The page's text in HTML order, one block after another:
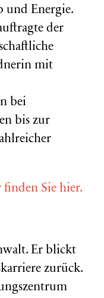
und Energie.
der
mit
bei
bis zur
Sie hier.
Er blickt
zurück.